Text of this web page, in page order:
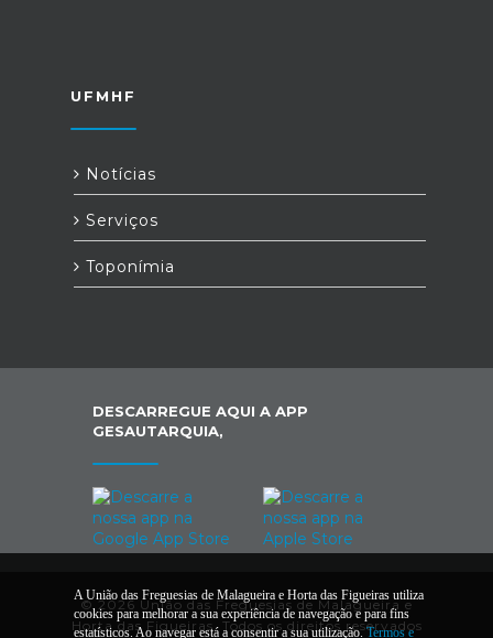
UFMHF
Notícias
Serviços
Toponímia
DESCARREGUE AQUI A APP
GESAUTARQUIA,
© 2026 União das Freguesias de Malagueira e
Horta das Figueiras. Todos os direitos reservados
A União das Freguesias de Malagueira e Horta das Figueiras utiliza
cookies para melhorar a sua experiência de navegação e para fins
estatísticos. Ao navegar está a consentir a sua utilização.Termos e